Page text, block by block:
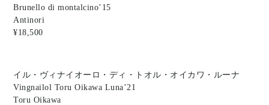
Brunello di montalcino’15
Antinori
¥18,500
イル・ヴィナイオーロ・ディ・トオル・オイカワ・ルーナ
Vingnailol Toru Oikawa Luna’21
Toru Oikawa